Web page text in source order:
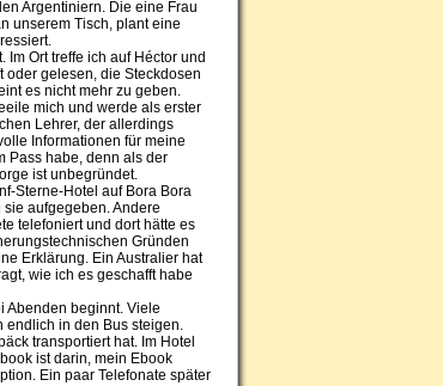
Argentiniern. Die eine Frau
unserem Tisch, plant eine
Ort treffe ich auf Héctor und
oder gelesen, die Steckdosen
es nicht mehr zu geben.
mich und werde als erster
Lehrer, der allerdings
Informationen für meine
Pass habe, denn als der
ist unbegründet.
Sterne-Hotel auf Bora Bora
aufgegeben. Andere
telefoniert und dort hätte es
Gründen
Erklärung. Ein Australier hat
wie ich es geschafft habe
Abenden beginnt. Viele
endlich in den Bus steigen.
transportiert hat. Im Hotel
ist darin, mein Ebook
Ein paar Telefonate später